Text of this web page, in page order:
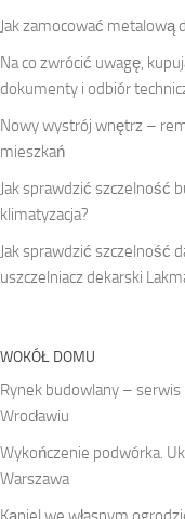
Jak zamocować metalową
Na co zwrócić uwagę,
dokumenty i odbiór
Nowy wystrój wnętrz –
mieszkań
Jak sprawdzić szczelność
klimatyzacja?
Jak sprawdzić szczelność
uszczelniacz dekarski
WOKÓŁ DOMU
Rynek budowlany –
Wrocławiu
Wykończenie podwórka.
Warszawa